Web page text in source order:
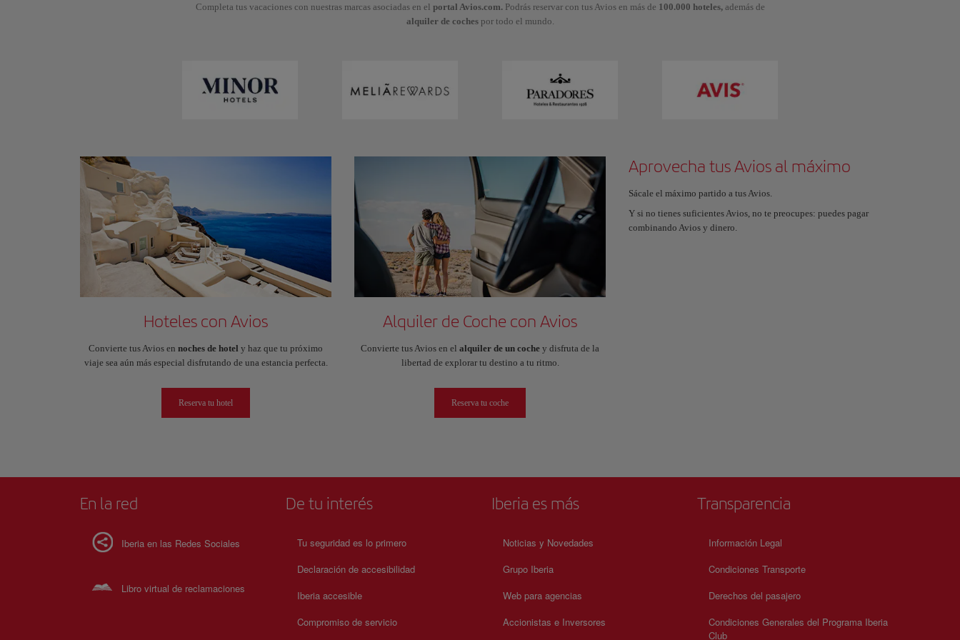
Completa tus vacaciones con nuestras marcas asociadas en el portal Avios.com.Podrás reservar con tus Avios en más de 100.000 hoteles,además de
alquiler de cochespor todo el mundo.
Hoteles con Avios
Convierte tus Avios en noches de hotel y haz que tu próximo
viaje sea aún más especial disfrutando de una estancia perfecta.
Reserva tu hotel
Alquiler de Coche con Avios
Convierte tus Avios en el alquiler de un coche y disfruta de la
libertad de explorar tu destino a tu ritmo.
Reserva tu coche
Aprovecha tus Avios al máximo
Sácale el máximo partido a tus Avios.
Y si no tienes suficientes Avios, no te preocupes: puedes pagar
combinando Avios y dinero.
En la red
Iberia en las Redes Sociales
Libro virtual de reclamaciones
De tu interés
Tu seguridad es lo primero
Declaración de accesibilidad
Iberia accesible
Compromiso de servicio
Iberia es más
Noticias y Novedades
Grupo Iberia
Web para agencias
Accionistas e Inversores
Transparencia
Información Legal
Condiciones Transporte
Derechos del pasajero
Condiciones Generales del Programa Iberia
Club